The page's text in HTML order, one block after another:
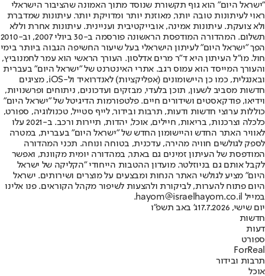
"ישראל היום" הוא גוף תקשורת שנוסד מתוך האמונה שהציבור הישראלי
ראוי לעיתונות טובה יותר, מאוזנת יותר ומדויקת יותר. עיתונות שמדברת
ולא צועקת. עיתונות אמינה, אובייקטיבית ועניינית. עיתונות אחרת וללא
תשלום. המהדורה המודפסת הראשונה פורסמה ב-30 ביולי 2007, וב-2010
הפך "ישראל היום" לעיתון הישראלי בעל שיעור החשיפה הגבוה ביותר בימי
חול. מו"ל העיתון היא ד"ר מרים אדלסון. העורך הראשי הוא עמר לחמנוביץ,
והעורך המייסד הוא עמוס רגב. אתרי האינטרנט של "ישראל היום" בעברית
ובאנגלית, כמו כן היישומונים (אפליקציות) לאנדרואיד ול-iOS, מציגים
חדשות מסביב לשעון, תוכן בלעדי, מבזקים ועדכונים, ניתוחים ופרשנויות,
וידיאו, פודקאסטים ושידורים חיים. פלטפורמות הדיגיטל של "ישראל היום"
כוללות ערוצי חדשות ודעות, תרבות ובידור, לייף סטייל, טכנולוגיה, ספורט,
כלכלה וצרכנות, בריאות, חיילים, אוכל, יהדות, תיירות ורכב. ב-2021 עלו
לאוויר האתר החדש והיישומון החדש של "ישראל היום" בעברית, במטרה
לספק לגולשים חוויה מהירה, עדכנית, בטוחה ונוחה. תכני המהדורה
המודפסת של העיתון זמינים גם באתר, במהדורה יומית מקוונת, ואפשר
לקבל אותם גם בניוזלטר. מועדון ההטבות הייחודי "הקליקה של ישראל
היום" מציע לגולשי האתר הנחות ומבצעים על מוצרים ושירותים. ישראל
היום פתוח להערות, לביקורת ולהצעות לשיפור מקהל הקוראים. פנו אלינו
במייל hayom@israelhayom.co.il.
יום שישי, 17.7.2026
ג' באב תשפ"ו
חדשות
דעות
ספורט
ForReal
תרבות ובידור
אוכל